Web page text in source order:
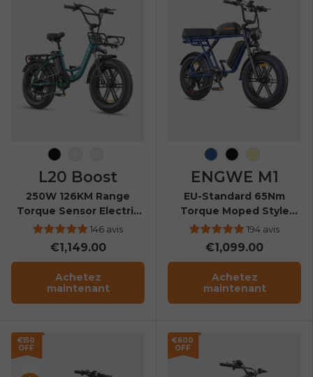
Noir Vert d'eau
L20 Boost
250W 126KM Range
Torque Sensor Electric
Fat Bike with a Boost
Button
146 avis
€1,149.00
Achetez
maintenant
Bleu marine
NoirJaune
ENGWE M1
EU-Standard 65Nm
Torque Moped Style
Ebike194 avis
€1,099.00
Achetez
maintenant
€150
OFF
€600
OFF